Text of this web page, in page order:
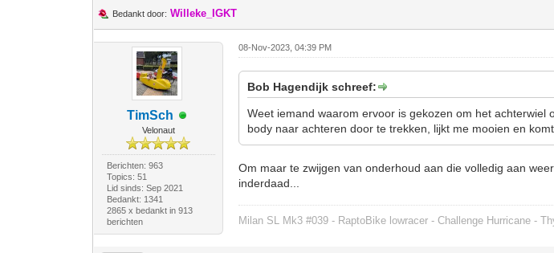
Bedankt door: Willeke_IGKT
TimSch
Velonaut
Berichten: 963
Topics: 51
Lid sinds: Sep 2021
Bedankt: 1341
2865 x bedankt in 913
berichten
08-Nov-2023, 04:39 PM
Bob Hagendijk schreef:
Weet iemand waarom ervoor is gekozen om het
body naar achteren door te trekken, lijkt me mooien en
Om maar te zwijgen van onderhoud aan die volledig aan
inderdaad...
Milan SL Mk3 #039 - RaptoBike lowracer - Challenge Hurricane -